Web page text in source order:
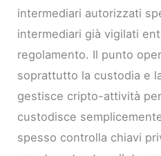
intermediari autorizzati
intermediari già vigilati
regolamento. Il punto
soprattutto la custodia e
gestisce cripto-attività
custodisce
spesso controlla chiavi